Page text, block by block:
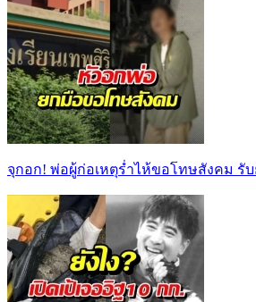
จุกอก! พ่อผู้ก่อเหตุร่ำไห้ขอโทษสังคม รับ